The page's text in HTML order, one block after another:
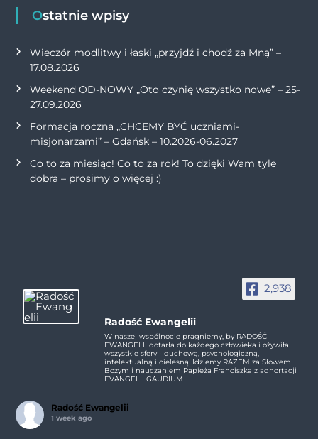
Ostatnie wpisy
Wieczór modlitwy i łaski „przyjdź i chodź za Mną” –
17.08.2026
Weekend OD-NOWY „Oto czynię wszystko nowe” – 25-
27.09.2026
Formacja roczna „CHCEMY BYĆ uczniami-
misjonarzami” – Gdańsk – 10.2026-06.2027
Co to za miesiąc! Co to za rok! To dzięki Wam tyle
dobra – prosimy o więcej :)
2,938
Radość Ewangelii
W naszej wspólnocie pragniemy, by RADOŚĆ
EWANGELII dotarła do każdego człowieka i ożywiła
wszystkie sfery - duchową, psychologiczną,
intelektualną i cielesną. Idziemy RAZEM za Słowem
Bożym i nauczaniem Papieża Franciszka z adhortacji
EVANGELII GAUDIUM.
Radość Ewangelii
1 week ago